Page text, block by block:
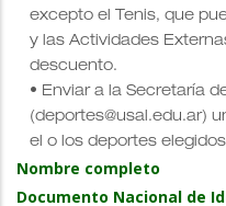
excepto el Tenis, que
y las Actividades
descuento.
• Enviar a la Secretaría
(deportes@usal.edu.ar)
el o los deportes
Nombre completo
Documento Nacional de